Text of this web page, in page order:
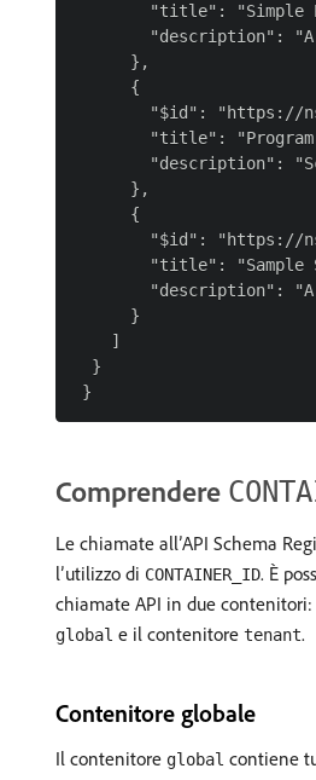
"title": "Simple
"description":
      },
      {
"$id": "https://
"title":
"description":
      },
      {
"$id": "https://
"title": "Sample
"description":
      }
    ]
  }
Comprendere
Le chiamate all’API Schema
l’utilizzo di CONTAINER_ID. È
chiamate API in due
global e il contenitore tenant.
Contenitore globale
Il contenitore global contiene